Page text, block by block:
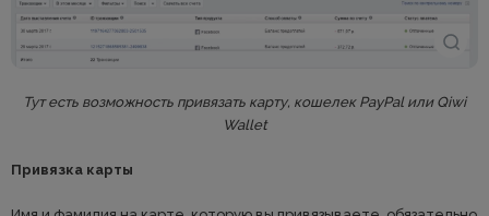
Тут есть возможность привязать карту, кошелек PayPal или Qiwi
Wallet
Привязка карты